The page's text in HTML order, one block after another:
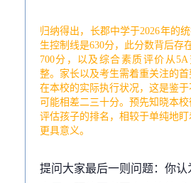
归纳得出，长郡中学于2026年的
生控制线是630分，此分数背后存
700分，以及综合素质评价从
整。家长以及考生需着重关注的
在本校的实际执行状况，这是鉴
可能相差二三十分。预先知晓本
评估孩子的排名，相较于单纯地盯
更具意义。
提问大家最后一则问题：你认